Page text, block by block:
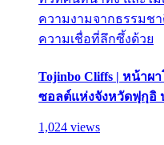
ความงามจากธรรมช
ความเชื่อที่ลึกซึ้งด้วย
Tojinbo Cliffs | หน้าผ
ซอลต์แห่งจังหวัดฟุกุอิ
1,024 views